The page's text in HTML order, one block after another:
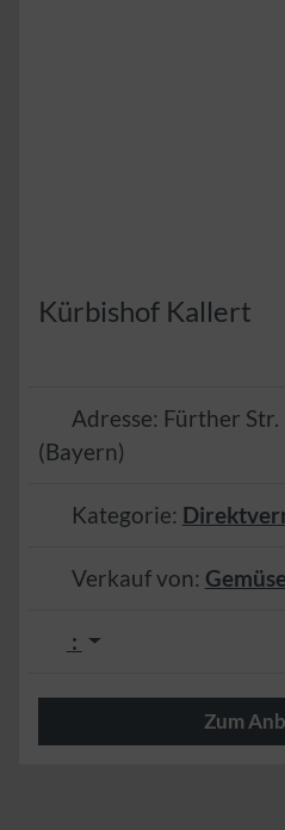
Kürbishof Kallert
Adresse: Fürther Str.
(Bayern)
Kategorie:
Verkauf von:
:
Zum